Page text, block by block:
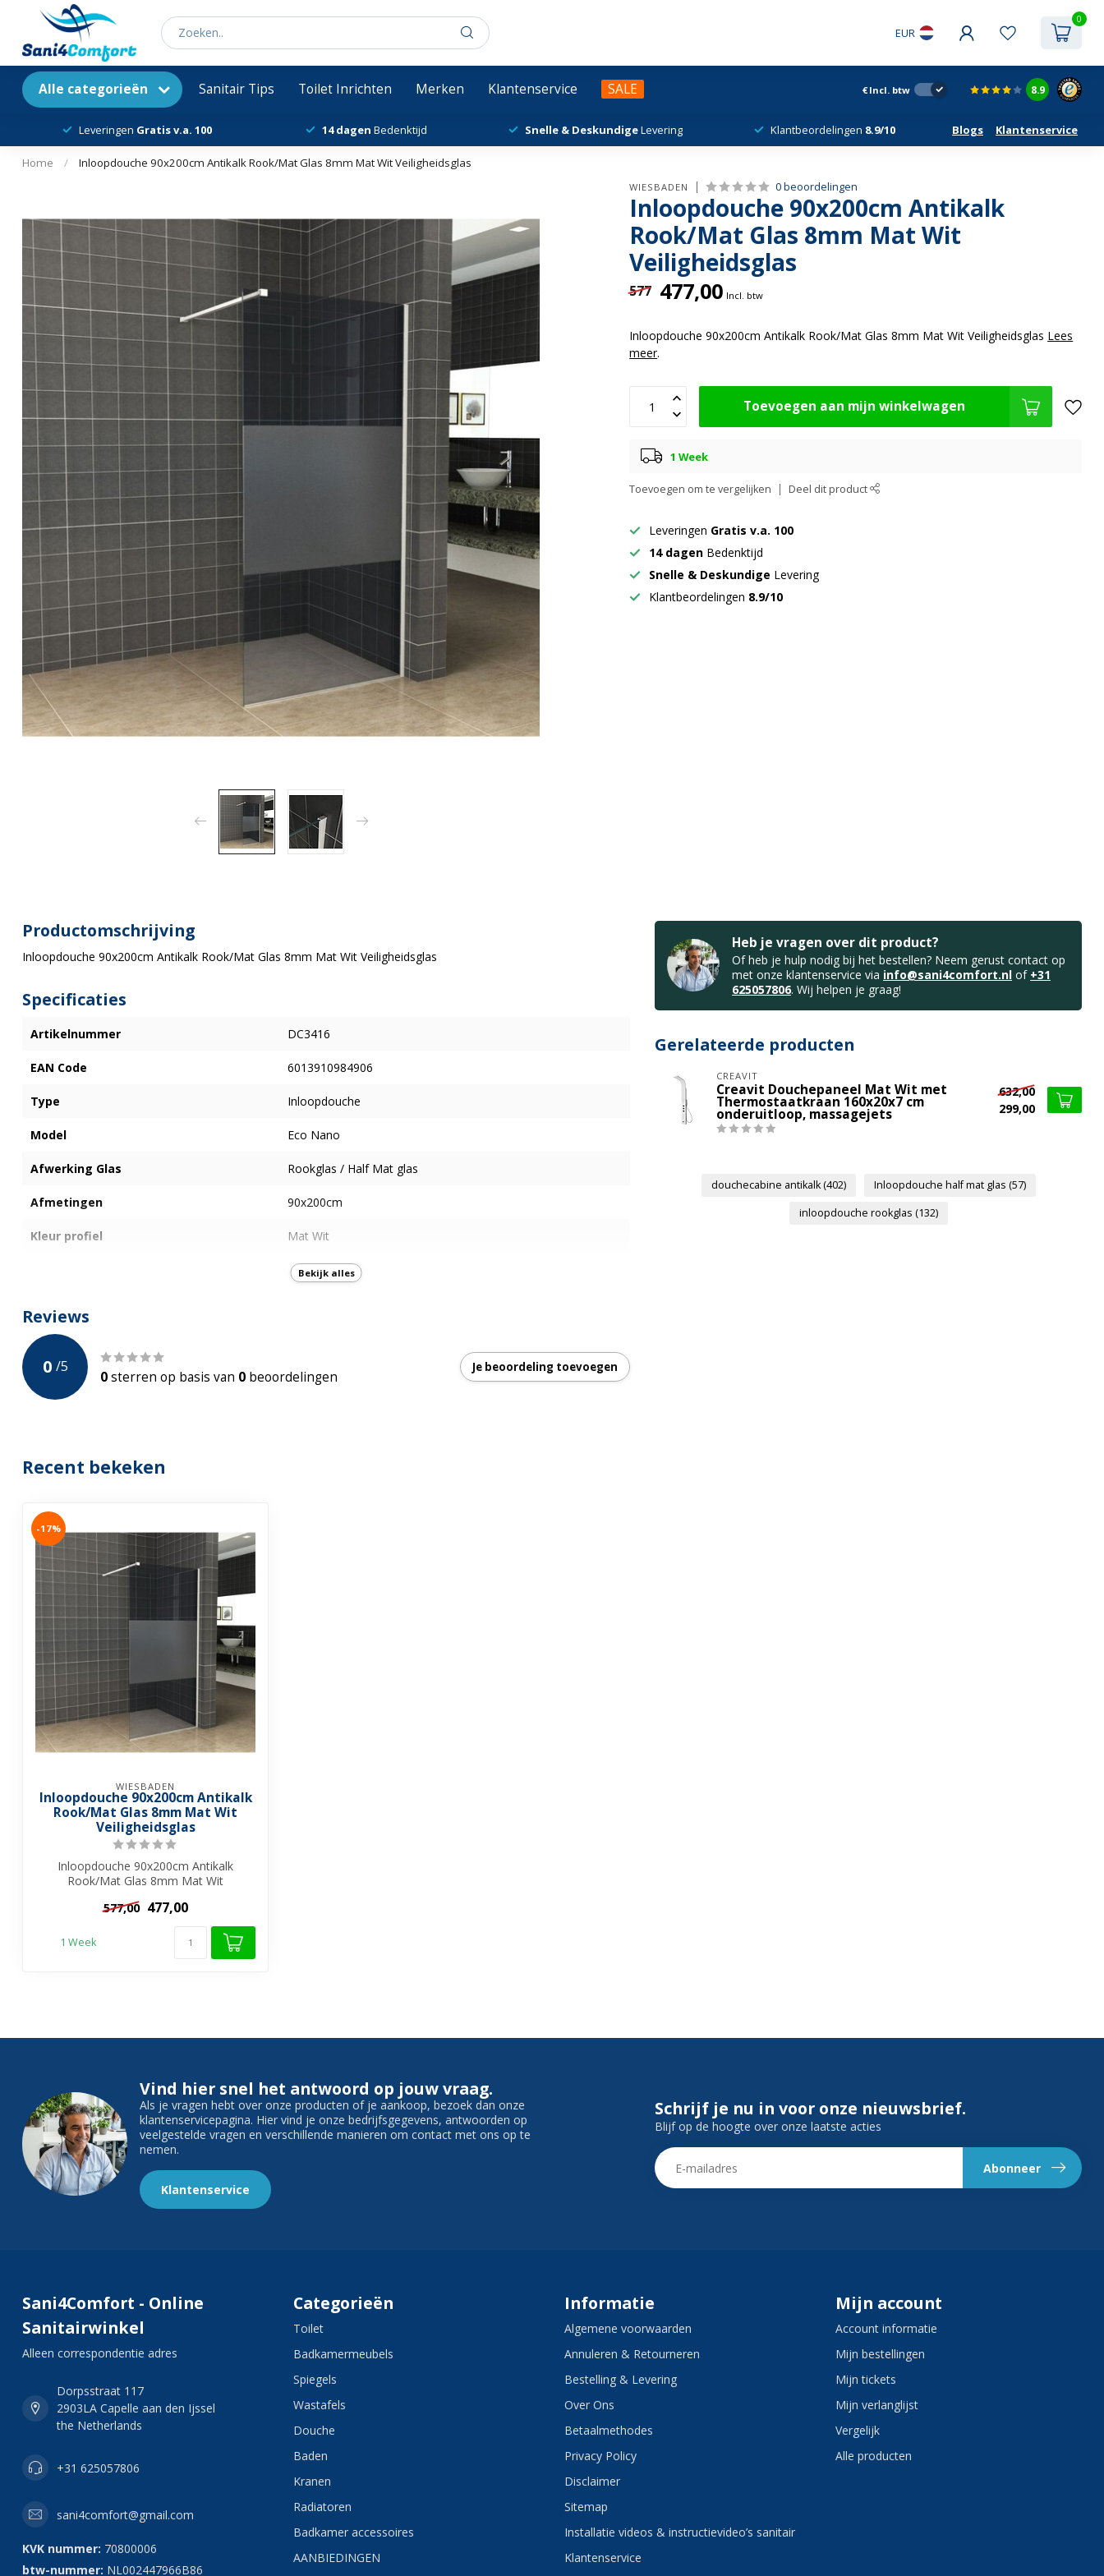
EUR
0
Alle categorieën Sanitair Tips Toilet Inrichten Merken Klantenservice SALE € Incl. btw 8.9
Leveringen Gratis v.a. 100 14 dagen Bedenktijd Snelle & DeskundigeLevering Klantbeordelingen 8.9/10 Blogs Klantenservice
Home / Inloopdouche 90x200cm Antikalk Rook/Mat Glas 8mm Mat Wit Veiligheidsglas
WIESBADEN 0 beoordelingen
Inloopdouche 90x200cm Antikalk
Rook/Mat Glas 8mm Mat Wit
Veiligheidsglas
577 477,00 Incl. btw
Inloopdouche 90x200cm Antikalk Rook/Mat Glas 8mm Mat Wit Veiligheidsglas Lees
meer.
Toevoegen aan mijn winkelwagen
1 Week
Toevoegen om te vergelijken Deel dit product
Leveringen Gratis v.a. 100
14 dagen Bedenktijd
Snelle & Deskundige Levering
Klantbeordelingen 8.9/10
Productomschrijving
Inloopdouche 90x200cm Antikalk Rook/Mat Glas 8mm Mat Wit Veiligheidsglas
Specificaties
Artikelnummer DC3416
EAN Code 6013910984906
Type Inloopdouche
Model Eco Nano
Afwerking Glas Rookglas / Half Mat glas
Afmetingen 90x200cm
Kleur profiel Mat Wit
Veiligheidsglas
Nano-Coating
Incl. Stabilisatiestang Ja -1200mm
Profiel verstelbaar
Materiaal profiel
Bekijk alles
Reviews
0 /5
0sterren op basis van 0 beoordelingen
Je beoordeling toevoegen
Heb je vragen over dit product?
Of heb je hulp nodig bij het bestellen? Neem gerust contact op
met onze klantenservice via info@sani4comfort.nl of +31
625057806. Wij helpen je graag!
Gerelateerde producten
CREAVIT
Creavit Douchepaneel Mat Wit met
Thermostaatkraan 160x20x7 cm
onderuitloop, massagejets
632,00
299,00
douchecabine antikalk(402) Inloopdouche half mat glas (57)
inloopdouche rookglas (132)
Recent bekeken
-17%
WIESBADEN
Inloopdouche 90x200cm Antikalk
Rook/Mat Glas 8mm Mat Wit
Veiligheidsglas
Inloopdouche 90x200cm Antikalk
Rook/Mat Glas 8mm Mat Wit
577,00 477,00
1 Week
Vind hier snel het antwoord op jouw vraag.
Als je vragen hebt over onze producten of je aankoop, bezoek dan onze
klantenservicepagina. Hier vind je onze bedrijfsgegevens, antwoorden op
veelgestelde vragen en verschillende manieren om contact met ons op te
nemen.
Klantenservice
Schrijf je nu in voor onze nieuwsbrief.
Blijf op de hoogte over onze laatste acties
Abonneer
Sani4Comfort - Online
Sanitairwinkel
Alleen correspondentie adres
Dorpsstraat 117
2903LA Capelle aan den Ijssel
the Netherlands
+31 625057806
sani4comfort@gmail.com
KVK nummer: 70800006
btw-nummer: NL002447966B86
Categorieën
Toilet
Badkamermeubels
Spiegels
Wastafels
Douche
Baden
Kranen
Radiatoren
Badkamer accessoires
AANBIEDINGEN
Informatie
Algemene voorwaarden
Annuleren & Retourneren
Bestelling & Levering
Over Ons
Betaalmethodes
Privacy Policy
Disclaimer
Sitemap
Installatie videos & instructievideo’s sanitair
Klantenservice
Mijn account
Account informatie
Mijn bestellingen
Mijn tickets
Mijn verlanglijst
Vergelijk
Alle producten